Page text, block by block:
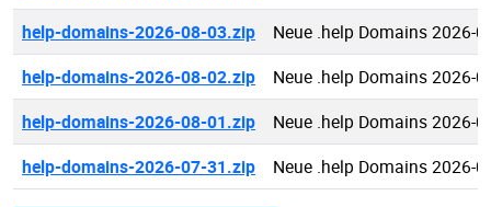
help-domains-2026-08-03.zip
Neue .help Domains 2026-
help-domains-2026-08-02.zip
Neue .help Domains 2026-
help-domains-2026-08-01.zip
Neue .help Domains 2026-
help-domains-2026-07-31.zip
Neue .help Domains 2026-